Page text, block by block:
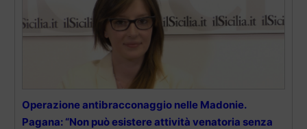
Operazione antibracconaggio nelle Madonie.
Pagana: “Non può esistere attività venatoria senza